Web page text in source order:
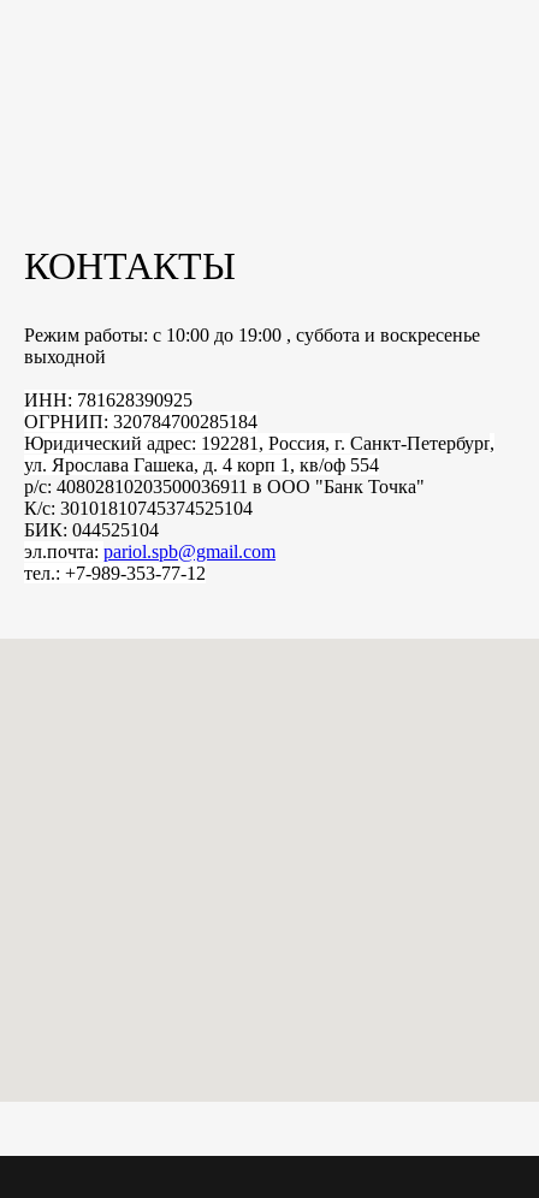
КОНТАКТЫ
Режим работы: с 10:00 до 19:00 , суббота и воскресенье
выходной
ИНН: 781628390925
ОГРНИП: 320784700285184
Юридический адрес: 192281, Россия, г. Санкт-Петербург,
ул. Ярослава Гашека, д. 4 корп 1, кв/оф 554
р/с: 40802810203500036911 в ООО "Банк Точка"
К/с: 30101810745374525104
БИК: 044525104
эл.почта: pariol.spb@gmail.com
тел.: +7-989-353-77-12